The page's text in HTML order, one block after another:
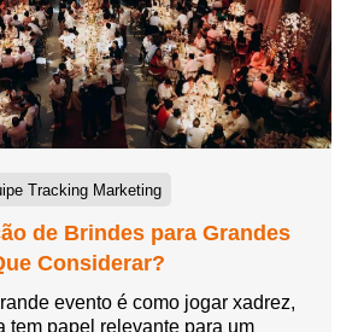
Tracking Marketing
de Brindes para Grandes
Considerar?
evento é como jogar xadrez,
tem papel relevante para um